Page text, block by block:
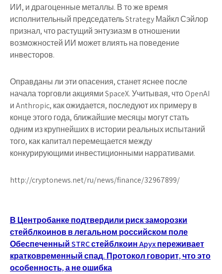
ИИ, и драгоценные металлы. В то же время
исполнительный председатель Strategy Майкл Сэйлор
признал, что растущий энтузиазм в отношении
возможностей ИИ может влиять на поведение
инвесторов.
Оправданы ли эти опасения, станет яснее после
начала торговли акциями SpaceX. Учитывая, что OpenAI
и Anthropic, как ожидается, последуют их примеру в
конце этого года, ближайшие месяцы могут стать
одним из крупнейших в истории реальных испытаний
того, как капитал перемещается между
конкурирующими инвестиционными нарративами.
http://cryptonews.net/ru/news/finance/32967899/
Навигация
по
записям
В Центробанке подтвердили риск заморозки
стейблкоинов в легальном российском поле
Обеспеченный STRC стейблкоин Apyx переживает
кратковременный спад. Протокол говорит, что это
особенность, а не ошибка